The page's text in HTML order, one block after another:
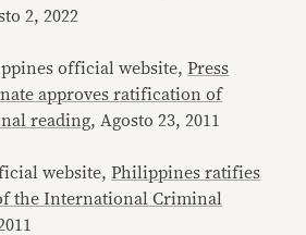
2, 2022
official website,Press
approves ratification of
reading, Agosto 23, 2011
website,Philippines ratifies
the International Criminal